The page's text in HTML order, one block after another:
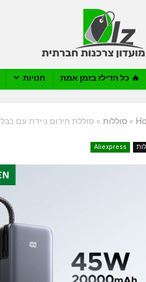
🔥 כל הדילז בזמן אמת חנויות
» סוללות » סוללת חירום ניידת עם כבל Type C מובנה UGREEN 45W 20000mAh
Aliexpress